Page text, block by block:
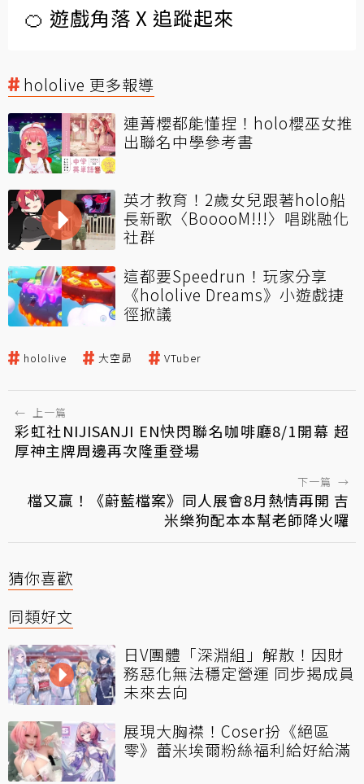
🍊 遊戲角落 X 追蹤起來
hololive 更多報導
連菁櫻都能懂捏！holo櫻巫女推
出聯名中學參考書
英才教育！2歲女兒跟著holo船
長新歌〈BooooM!!!〉唱跳融化
社群
這都要Speedrun！玩家分享
《hololive Dreams》小遊戲捷
徑掀議
hololive 大空昴 VTuber
← 上一篇
彩虹社NIJISANJI EN快閃聯名咖啡廳8/1開幕 超
厚神主牌周邊再次隆重登場
下一篇 →
檔又贏！《蔚藍檔案》同人展會8月熱情再開 吉
米樂狗配本本幫老師降火囉
猜你喜歡
同類好文
日V團體「深淵組」解散！因財
務惡化無法穩定營運 同步揭成員
未來去向
展現大胸襟！Coser扮《絕區
零》蕾米埃爾粉絲福利給好給滿